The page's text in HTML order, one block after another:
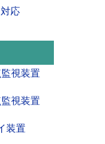
応
視装置
視装置
装置